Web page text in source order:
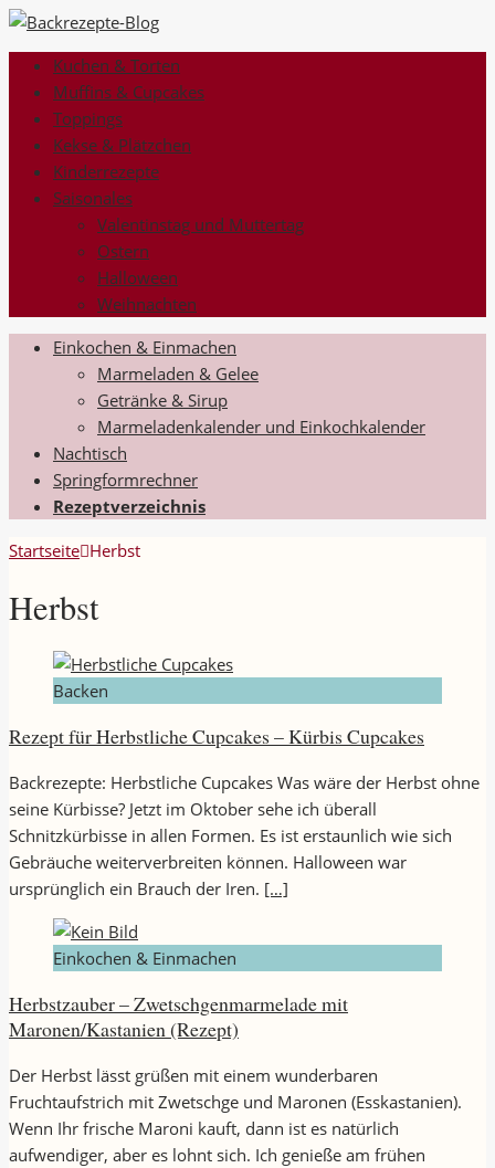
Kuchen & Torten
Muffins & Cupcakes
Toppings
Kekse & Plätzchen
Kinderrezepte
Saisonales
Valentinstag und Muttertag
Ostern
Halloween
Weihnachten
Einkochen & Einmachen
Marmeladen & Gelee
Getränke & Sirup
Marmeladenkalender und Einkochkalender
Nachtisch
Springformrechner
Rezeptverzeichnis
Startseite Herbst
Herbst
Backen
Rezept für Herbstliche Cupcakes – Kürbis Cupcakes
Backrezepte: Herbstliche Cupcakes Was wäre der Herbst ohne
seine Kürbisse? Jetzt im Oktober sehe ich überall
Schnitzkürbisse in allen Formen. Es ist erstaunlich wie sich
Gebräuche weiterverbreiten können. Halloween war
ursprünglich ein Brauch der Iren. […]
Einkochen & Einmachen
Herbstzauber – Zwetschgenmarmelade mit
Maronen/Kastanien (Rezept)
Der Herbst lässt grüßen mit einem wunderbaren
Fruchtaufstrich mit Zwetschge und Maronen (Esskastanien).
Wenn Ihr frische Maroni kauft, dann ist es natürlich
aufwendiger, aber es lohnt sich. Ich genieße am frühen